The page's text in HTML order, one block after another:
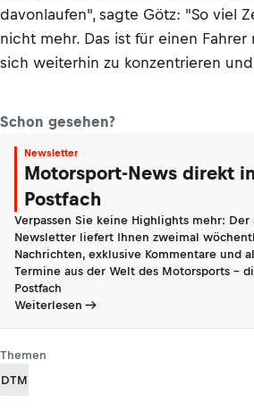
davonlaufen", sagte Götz: "So viel
nicht mehr. Das ist für einen Fahrer
sich weiterhin zu konzentrieren
Schon gesehen?
Newsletter
Motorsport-News direkt
Postfach
Verpassen Sie keine Highlights mehr: Der
Newsletter liefert Ihnen zweimal
Nachrichten, exklusive Kommentare und
Termine aus der Welt des Motorsports -
Postfach
Weiterlesen
Themen
DTM